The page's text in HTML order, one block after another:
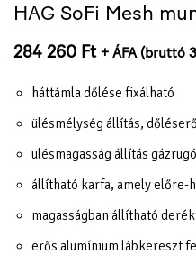
HAG SoFi Mesh
284 260 Ft + ÁFA (bruttó
háttámla dőlése fixálható
ülésmélység állítás,
ülésmagasság állítás
állítható karfa, amely előre-
magasságban állítható
erős alumínium lábkereszt